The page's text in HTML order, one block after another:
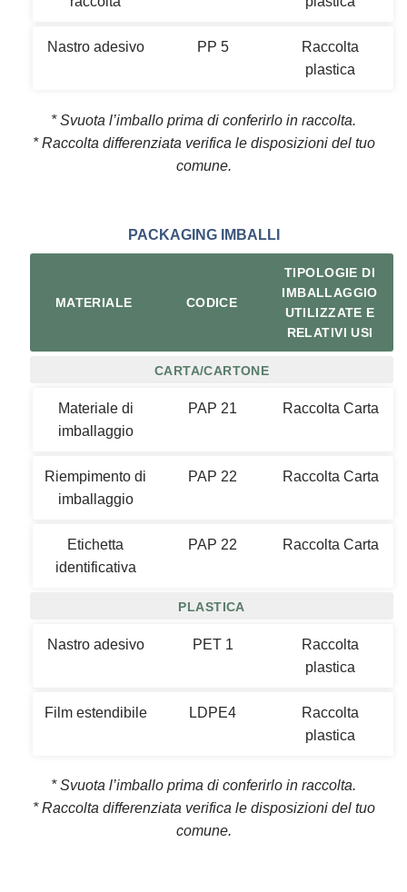
Nastro adesivo PP 5
Raccolta
plastica
* Svuota l’imballo prima di conferirlo in raccolta.
* Raccolta differenziata verifica le disposizioni del tuo
comune.
PACKAGING IMBALLI
MATERIALE CODICE
TIPOLOGIE DI
IMBALLAGGIO
UTILIZZATE E
RELATIVI USI
CARTA/CARTONE
Materiale di
imballaggio
PAP 21 Raccolta Carta
Riempimento di
imballaggio
PAP 22 Raccolta Carta
Etichetta
identificativa
PAP 22 Raccolta Carta
PLASTICA
Nastro adesivo PET 1
Raccolta
plastica
Film estendibile LDPE4
Raccolta
plastica
* Svuota l’imballo prima di conferirlo in raccolta.
* Raccolta differenziata verifica le disposizioni del tuo
comune.